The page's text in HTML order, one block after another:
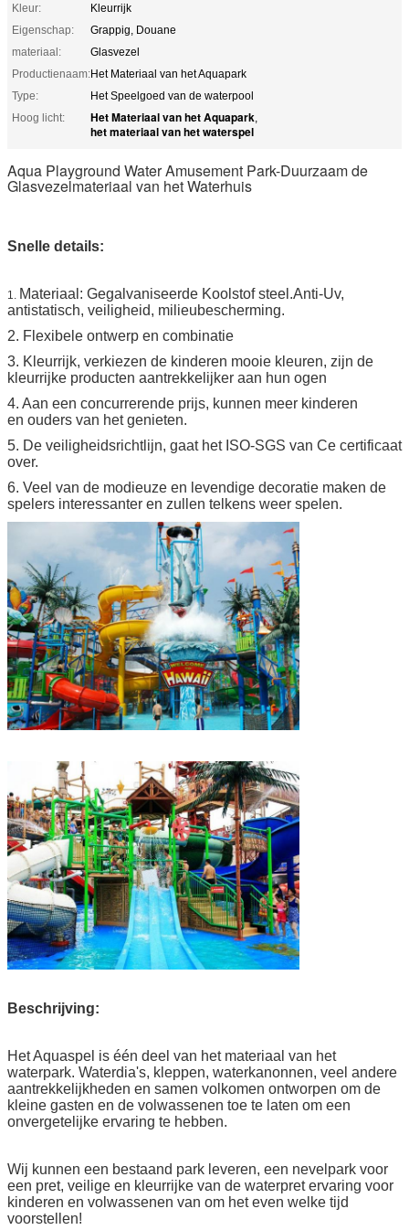
Kleur:
Kleurrijk
Eigenschap:
Grappig, Douane
materiaal:
Glasvezel
Productienaam:Het Materiaal van het Aquapark
Type:
Het Speelgoed van de waterpool
Hoog licht:
Het Materiaal van het Aquapark,
het materiaal van het waterspel
Aqua Playground Water Amusement Park-Duurzaam de
Glasvezelmateriaal van het Waterhuis
Snelle details:
1. Materiaal: Gegalvaniseerde Koolstof steel.Anti-Uv,
antistatisch, veiligheid, milieubescherming.
2. Flexibele ontwerp en combinatie
3. Kleurrijk, verkiezen de kinderen mooie kleuren, zijn de
kleurrijke producten aantrekkelijker aan hun ogen
4. Aan een concurrerende prijs, kunnen meer kinderen
en ouders van het genieten.
5. De veiligheidsrichtlijn, gaat het ISO-SGS van Ce certificaat
over.
6. Veel van de modieuze en levendige decoratie maken de
spelers interessanter en zullen telkens weer spelen.
Beschrijving:
Het Aquaspel is één deel van het materiaal van het
waterpark. Waterdia's, kleppen, waterkanonnen, veel andere
aantrekkelijkheden en samen volkomen ontworpen om de
kleine gasten en de volwassenen toe te laten om een
onvergetelijke ervaring te hebben.
Wij kunnen een bestaand park leveren, een nevelpark voor
een pret, veilige en kleurrijke van de waterpret ervaring voor
kinderen en volwassenen van om het even welke tijd
voorstellen!